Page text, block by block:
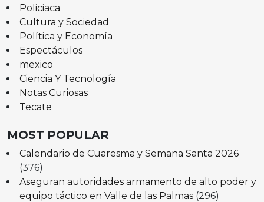
Policiaca
Cultura y Sociedad
Política y Economía
Espectáculos
mexico
Ciencia Y Tecnología
Notas Curiosas
Tecate
MOST POPULAR
Calendario de Cuaresma y Semana Santa 2026
(376)
Aseguran autoridades armamento de alto poder y
equipo táctico en Valle de las Palmas (296)